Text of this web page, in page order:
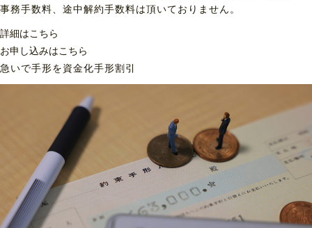
事務手数料、途中解約手数料は頂いておりません。
詳細はこちら
お申し込みはこちら
急いで手形を資金化手形割引